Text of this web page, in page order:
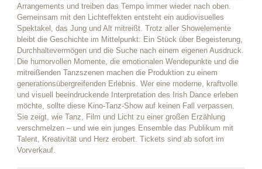
Arrangements und treiben das Tempo immer wieder nach oben.
Gemeinsam mit den Lichteffekten entsteht ein audiovisuelles
Spektakel, das Jung und Alt mitreißt. Trotz aller Showelemente
bleibt die Geschichte im Mittelpunkt: Ein Stück über Begeisterung,
Durchhaltevermögen und die Suche nach einem eigenen Ausdruck.
Die humorvollen Momente, die emotionalen Wendepunkte und die
mitreißenden Tanzszenen machen die Produktion zu einem
generationsübergreifenden Erlebnis. Wer eine moderne, kraftvolle
und visuell beeindruckende Interpretation des Irish Dance erleben
möchte, sollte diese Kino-Tanz-Show auf keinen Fall verpassen.
Sie zeigt, wie Tanz, Film und Licht zu einer großen Erzählung
verschmelzen – und wie ein junges Ensemble das Publikum mit
Talent, Kreativität und Herz erobert. Tickets sind ab sofort im
Vorverkauf.